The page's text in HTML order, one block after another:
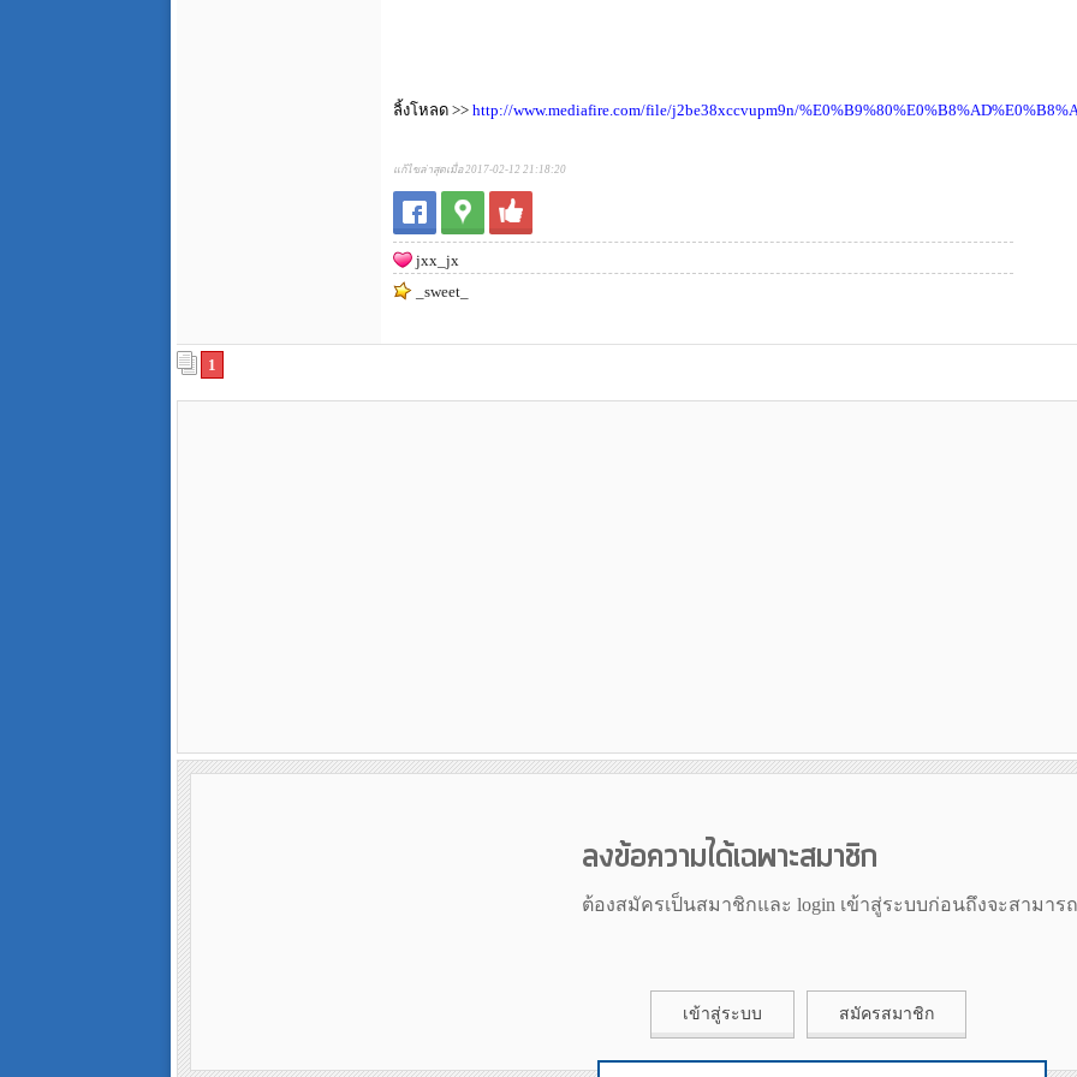
ลิ้งโหลด >> http://www.mediafire.com/file/j2be38xccvupm9n/
แก้ไขล่าสุดเมื่อ 2017-02-12 21:18:20
jxx_jx
_sweet_
1
ลงข้อความได้เฉพาะสมาชิก
ต้องสมัครเป็นสมาชิกและ login เข้าสู่ระบบก่อนถึงจะสามาร
เข้าสู่ระบบ สมัครสมาชิก